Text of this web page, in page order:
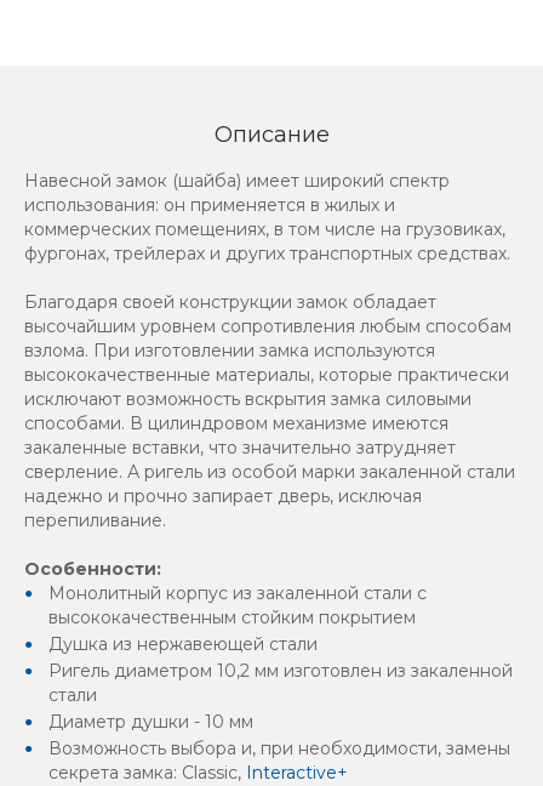
Описание
Навесной замок (шайба) имеет широкий спектр
использования: он применяется в жилых и
коммерческих помещениях, в том числе на грузовиках,
фургонах, трейлерах и других транспортных средствах.
Благодаря своей конструкции замок обладает
высочайшим уровнем сопротивления любым способам
взлома. При изготовлении замка используются
высококачественные материалы, которые практически
исключают возможность вскрытия замка силовыми
способами. В цилиндровом механизме имеются
закаленные вставки, что значительно затрудняет
сверление. А ригель из особой марки закаленной стали
надежно и прочно запирает дверь, исключая
перепиливание.
Особенности:
Монолитный корпус из закаленной стали с
высококачественным стойким покрытием
Душка из нержавеющей стали
Ригель диаметром 10,2 мм изготовлен из закаленной
стали
Диаметр душки - 10 мм
Возможность выбора и, при необходимости, замены
секрета замка: Classic, Interactive+